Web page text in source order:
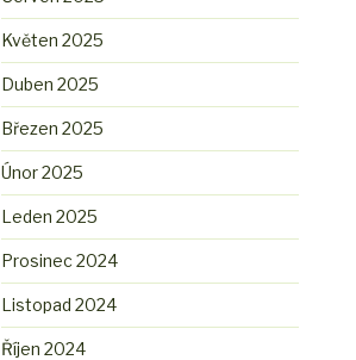
Květen 2025
Duben 2025
Březen 2025
Únor 2025
Leden 2025
Prosinec 2024
Listopad 2024
Říjen 2024